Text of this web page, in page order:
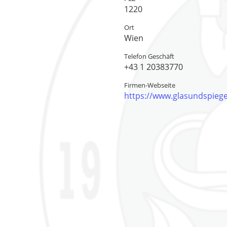
1220
Ort
Wien
Telefon Geschäft
+43 1 20383770
Firmen-Webseite
https://